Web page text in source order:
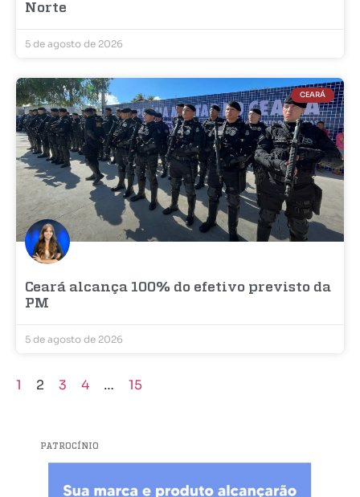
Norte
5 de agosto de 2026
CEARÁ
Ceará alcança 100% do efetivo previsto da
PM
5 de agosto de 2026
1 2 3 4 … 15
PATROCÍNIO